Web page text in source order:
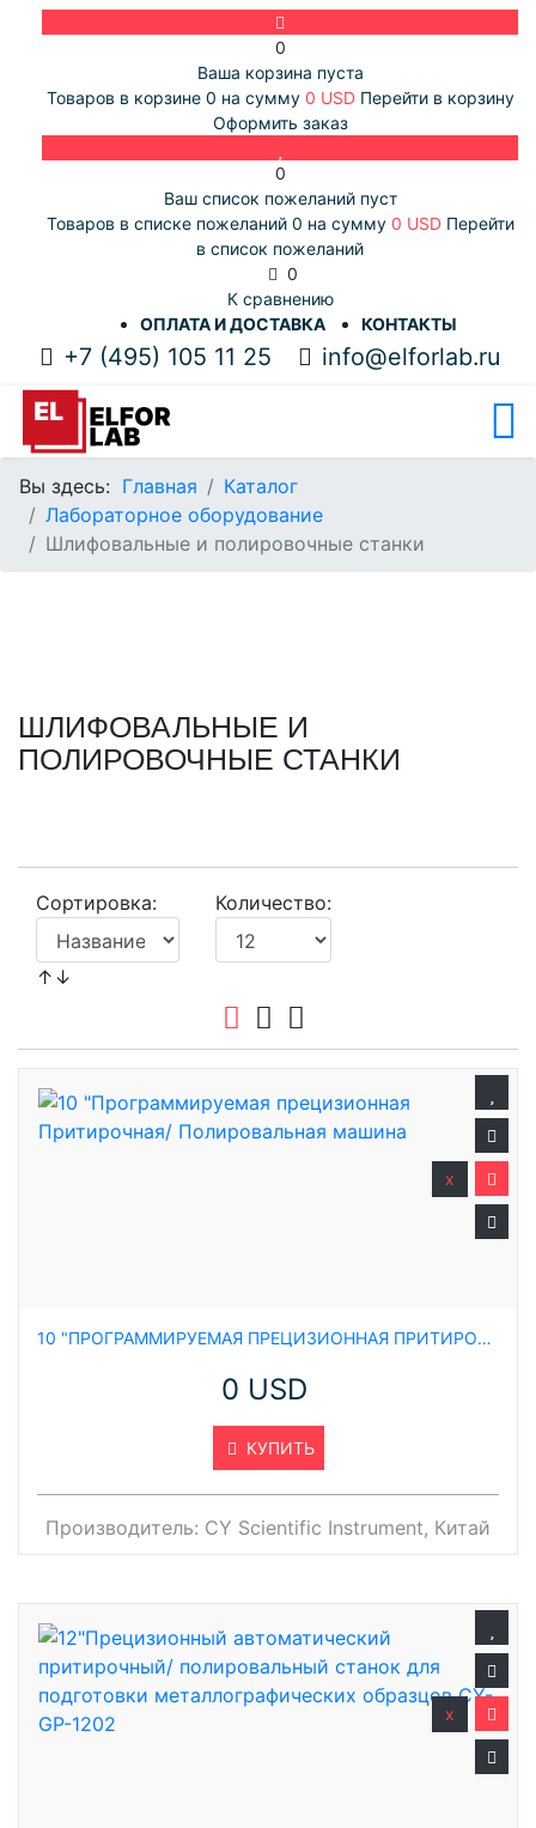
0
Ваша корзина пуста
Товаров в корзине 0 на сумму 0 USD Перейти в корзину
Оформить заказ
0
Ваш список пожеланий пуст
Товаров в списке пожеланий 0 на сумму 0 USD Перейти
в список пожеланий
0
К сравнению
ОПЛАТА И ДОСТАВКА
КОНТАКТЫ
+7 (495) 105 11 25 info@elforlab.ru
Вы здесь: Главная
Каталог
Лабораторное оборудование
Шлифовальные и полировочные станки
ШЛИФОВАЛЬНЫЕ И
ПОЛИРОВОЧНЫЕ СТАНКИ
Сортировка:
↑↓
Количество:
10 "ПРОГРАММИРУЕМАЯ ПРЕЦИЗИОННАЯ ПРИТИРОЧНАЯ/ ПОЛИРОВАЛЬНАЯ МАШИНА
0 USD
КУПИТЬ
x
Производитель: CY Scientific Instrument, Китай
x